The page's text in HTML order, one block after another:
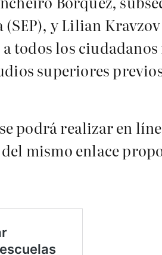
y Lilian
todos los
superiores
podrá realizar en
del mismo enlace